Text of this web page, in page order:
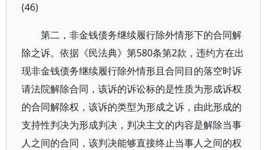
(46)
第二，非金钱债务继续履行除外情形下的合同解
除之诉。依据《民法典》第580条第2款，违约方在出
现非金钱债务继续履行除外情形且合同目的落空时诉
请法院解除合同，该诉的诉讼标的是性质为形成诉权
的合同解除权，该诉的类型为形成之诉，由此形成的
支持性判决为形成判决，判决主文的内容是解除当事
人之间的合同，该判决能够直接终止当事人之间的权